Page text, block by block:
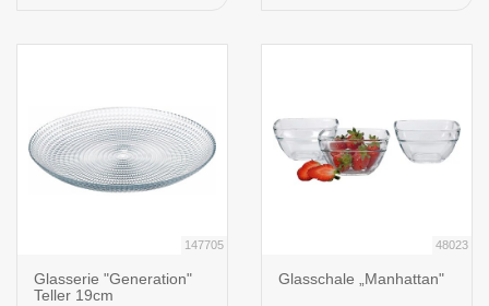
147705
Glasserie "Generation"
Teller 19cm
48023
Glasschale „Manhattan"